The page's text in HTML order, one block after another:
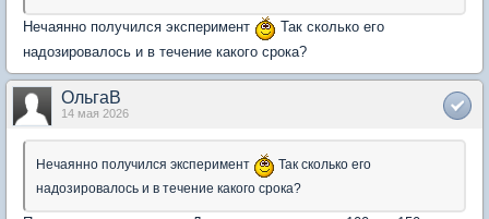
Нечаянно получился эксперимент
Так сколько его
надозировалось и в течение какого срока?
ОльгаВ
14 мая 2026
Нечаянно получился эксперимент
Так сколько его
надозировалось и в течение какого срока?